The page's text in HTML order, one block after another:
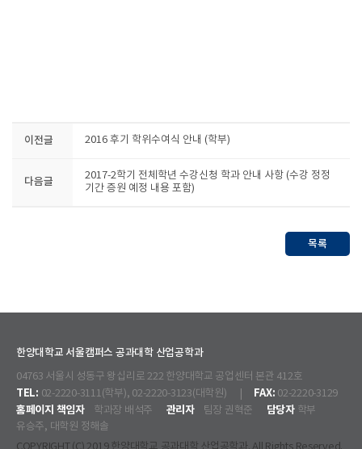
이전글 2016 후기 학위수여식 안내 (학부)
다음글
2017-2학기 전체학년 수강신청 학과 안내 사항 (수강 정정
기간 증원 예정 내용 포함)
목록
한양대학교 서울캠퍼스 공과대학 산업공학과
04763 서울시 성동구 왕십리로 222 한양대학교 공업센터 본관 412호
TEL: 02-2220-3111(학부), 02-2220-3123(대학원) | FAX: 02-2220-3129
홈페이지 책임자 학과장 배석주 관리자 팀장 권혁준 담당자학부
유승주, 대학원 정해솔